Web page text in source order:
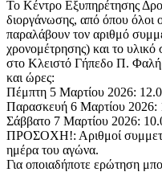
Το Κέντρο Εξυπηρέτησης
διοργάνωσης, από όπου όλοι
παραλάβουν τον αριθμό
χρονομέτρησης) και το
στο Κλειστό Γήπεδο Π.
και ώρες:
Πέμπτη 5 Μαρτίου 2026:
Παρασκευή 6 Μαρτίου 2026:
Σάββατο 7 Μαρτίου 2026:
ΠΡΟΣΟΧΗ!: Αριθμοί
ημέρα του αγώνα.
Για οποιαδήποτε ερώτηση